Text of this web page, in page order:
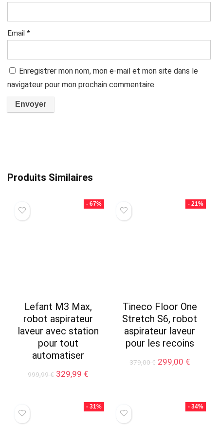
Email *
Enregistrer mon nom, mon e-mail et mon site dans le
navigateur pour mon prochain commentaire.
Produits Similaires
- 67%
Lefant M3 Max,
robot aspirateur
laveur avec station
pour tout
automatiser
999,99€ Le
999,99 €.
329,99 €Le
est :
329,99 €.
- 21%
Tineco Floor One
Stretch S6, robot
aspirateur laveur
pour les recoins
379,00€ Le
379,00 €.
299,00 €Le
299,00
- 31% - 34%